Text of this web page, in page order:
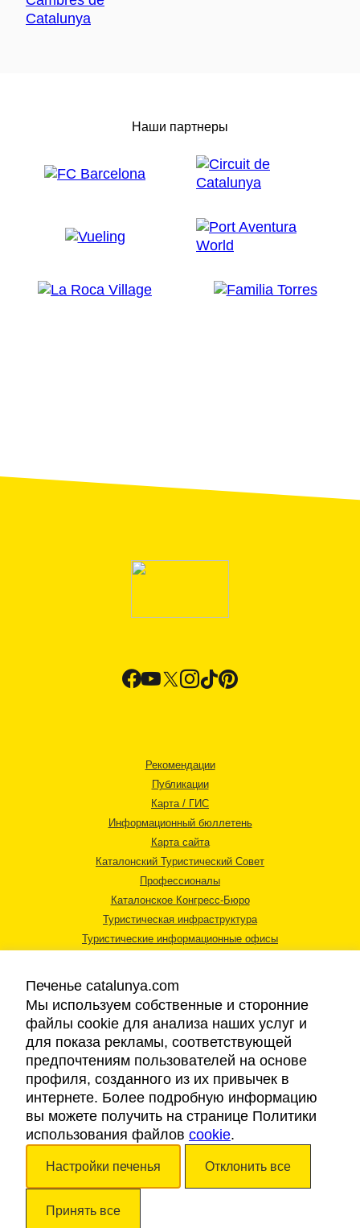
Наши партнеры
Рекомендации
Публикации
Карта / ГИС
Информационный бюллетень
Карта сайта
Каталонский Туристический Совет
Профессионалы
Каталонское Конгресс-Бюро
Туристическая инфраструктура
Туристические информационные офисы
Правовая информация
Cookies
Доступность
Авторские права © 2026. Каталонский Туристический Совет. Все права
Печенье catalunya.com
Мы используем собственные и сторонние
файлы cookie для анализа наших услуг и
для показа рекламы, соответствующей
предпочтениям пользователей на основе
профиля, созданного из их привычек в
интернете. Более подробную информацию
вы можете получить на странице Политики
использования файлов cookie.
Настройки печенья Отклонить все
Принять все